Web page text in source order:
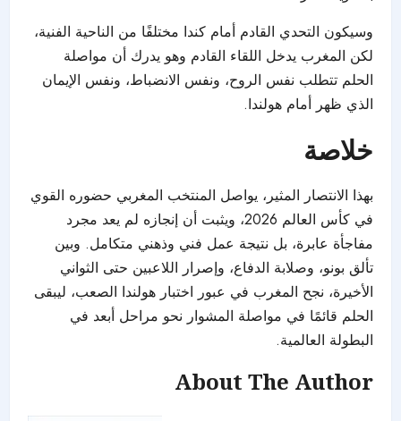
وسيكون التحدي القادم أمام كندا مختلفًا من الناحية الفنية،
لكن المغرب يدخل اللقاء القادم وهو يدرك أن مواصلة
الحلم تتطلب نفس الروح، ونفس الانضباط، ونفس الإيمان
الذي ظهر أمام هولندا.
خلاصة
بهذا الانتصار المثير، يواصل المنتخب المغربي حضوره القوي
في كأس العالم 2026، ويثبت أن إنجازه لم يعد مجرد
مفاجأة عابرة، بل نتيجة عمل فني وذهني متكامل. وبين
تألق بونو، وصلابة الدفاع، وإصرار اللاعبين حتى الثواني
الأخيرة، نجح المغرب في عبور اختبار هولندا الصعب، ليبقى
الحلم قائمًا في مواصلة المشوار نحو مراحل أبعد في
البطولة العالمية.
About The Author